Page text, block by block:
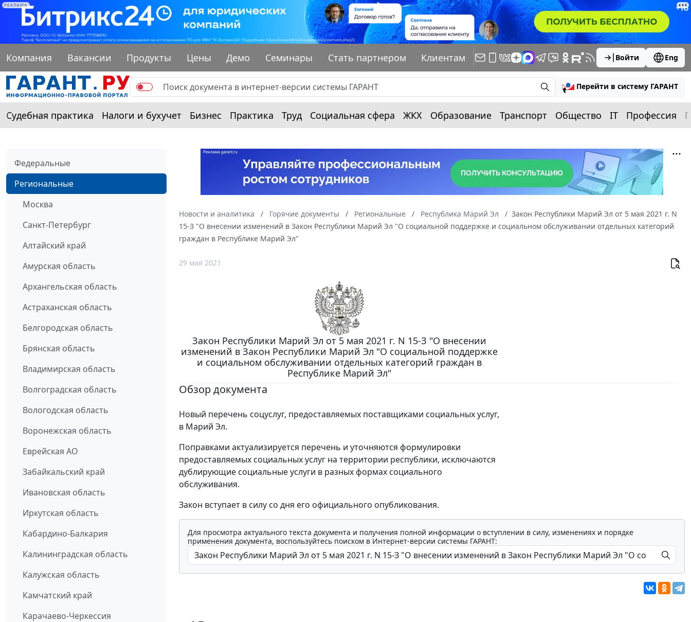
РЕКЛАМА
Компания Вакансии Продукты Цены Демо Семинары Стать партнером Клиентам Войти Eng
Перейти в систему ГАРАНТ
Судебная практика Налоги и бухучет Бизнес Практика Труд Социальная сфера ЖКХ Образование Транспорт Общество IT Профессия
Федеральные
Региональные
Москва
Санкт-Петербург
Алтайский край
Амурская область
Архангельская область
Астраханская область
Белгородская область
Брянская область
Владимирская область
Волгоградская область
Вологодская область
Воронежская область
Еврейская АО
Забайкальский край
Ивановская область
Иркутская область
Кабардино-Балкария
Калининградская область
Калужская область
Камчатский край
Карачаево-Черкессия
Новости и аналитика Горячие документы Региональные Республика Марий Эл
Закон Республики Марий Эл от 5 мая 2021 г. N
15-З "О внесении изменений в Закон Республики Марий Эл "О социальной поддержке и социальном обслуживании отдельных категорий
граждан в Республике Марий Эл"
29 мая 2021
Закон Республики Марий Эл от 5 мая 2021 г. N 15-З "О внесении
изменений в Закон Республики Марий Эл "О социальной поддержке
и социальном обслуживании отдельных категорий граждан в
Республике Марий Эл"
Обзор документа
Новый перечень соцуслуг, предоставляемых поставщиками социальных услуг,
в Марий Эл.
Поправками актуализируется перечень и уточняются формулировки
предоставляемых социальных услуг на территории республики, исключаются
дублирующие социальные услуги в разных формах социального
обслуживания.
Закон вступает в силу со дня его официального опубликования.
Для просмотра актуального текста документа и получения полной информации о вступлении в силу, изменениях и порядке
применения документа, воспользуйтесь поиском в Интернет-версии системы ГАРАНТ: